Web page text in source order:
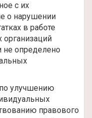
с их
о нарушении
в работе
организаций
не определено
улучшению
правового